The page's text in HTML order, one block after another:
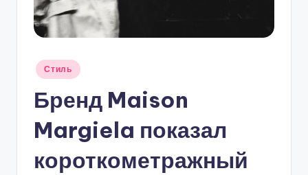
Опубликовано
в
Стиль
Бренд Maison
Margiela показал
короткометражный